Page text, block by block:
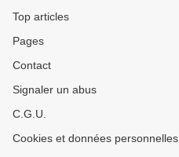
Top articles
Pages
Contact
Signaler un abus
C.G.U.
Cookies et données personnelles